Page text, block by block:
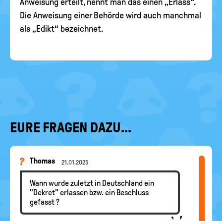
Anweisung erteilt, nennt man das einen „Erlass“.
Die Anweisung einer Behörde wird auch manchmal
als „Edikt“ bezeichnet.
EURE FRAGEN DAZU...
Thomas 21.01.2025
Wann wurde zuletzt in Deutschland ein
"Dekret" erlassen bzw. ein Beschluss
gefasst ?